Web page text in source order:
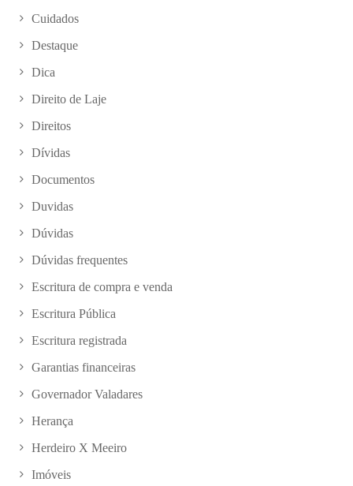
Cuidados
Destaque
Dica
Direito de Laje
Direitos
Dívidas
Documentos
Duvidas
Dúvidas
Dúvidas frequentes
Escritura de compra e venda
Escritura Pública
Escritura registrada
Garantias financeiras
Governador Valadares
Herança
Herdeiro X Meeiro
Imóveis